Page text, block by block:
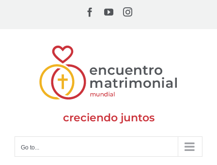
Facebook
YouTubeInstagram
creciendo juntos
Go to...